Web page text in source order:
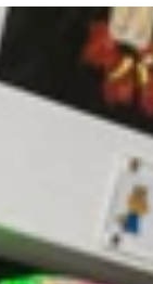
も驚き
も笑い取ってな